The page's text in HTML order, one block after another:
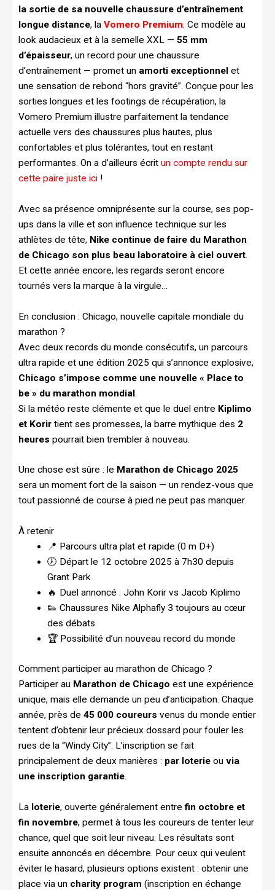
la sortie de sa nouvelle chaussure d’entraînement
longue distance, la Vomero Premium. Ce modèle au
look audacieux et à la semelle XXL — 55 mm
d’épaisseur, un record pour une chaussure
d’entraînement — promet un amorti exceptionnel et
une sensation de rebond “hors gravité”. Conçue pour les
sorties longues et les footings de récupération, la
Vomero Premium illustre parfaitement la tendance
actuelle vers des chaussures plus hautes, plus
confortables et plus tolérantes, tout en restant
performantes. On a d’ailleurs écrit un compte rendu sur
cette paire juste ici !
Avec sa présence omniprésente sur la course, ses pop-
ups dans la ville et son influence technique sur les
athlètes de tête, Nike continue de faire du Marathon
de Chicago son plus beau laboratoire à ciel ouvert
Et cette année encore, les regards seront encore
tournés vers la marque à la virgule…
En conclusion : Chicago, nouvelle capitale mondiale du
marathon ?
Avec deux records du monde consécutifs, un parcours
ultra rapide et une édition 2025 qui s’annonce explosive,
Chicago s’impose comme une nouvelle « Place to
be » du marathon mondial
Si la météo reste clémente et que le duel entre Kiplimo
et Korir tient ses promesses, la barre mythique des 2
heures pourrait bien trembler à nouveau.
Une chose est sûre : le Marathon de Chicago 2025
sera un moment fort de la saison — un rendez-vous que
tout passionné de course à pied ne peut pas manquer.
À retenir
📍 Parcours ultra plat et rapide (0 m D+)
🕖 Départ le 12 octobre 2025 à 7h30 depuis
Grant Park
🔥 Duel annoncé : John Korir vs Jacob Kiplimo
👟 Chaussures Nike Alphafly 3 toujours au cœur
des débats
🏆 Possibilité d’un nouveau record du monde
Comment participer au marathon de Chicago ?
Participer au Marathon de Chicago est une expérience
unique, mais elle demande un peu d’anticipation. Chaque
année, près de 45 000 coureurs venus du monde entier
tentent d’obtenir leur précieux dossard pour fouler les
rues de la “Windy City”. L’inscription se fait
principalement de deux manières : par loterie ou via
une inscription garantie.
La loterie, ouverte généralement entrefin octobre et
fin novembre, permet à tous les coureurs de tenter leur
chance, quel que soit leur niveau. Les résultats sont
ensuite annoncés en décembre. Pour ceux qui veulent
éviter le hasard, plusieurs options existent : obtenir une
place via un charity program (inscription en échange